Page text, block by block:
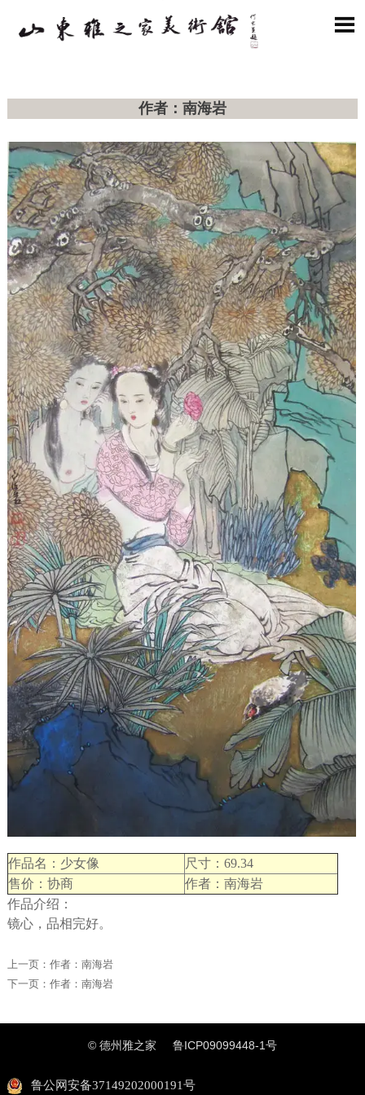

作者：南海岩
作品名：少女像
尺寸：69.34
售价：协商
作者：南海岩
作品介绍：
镜心，品相完好。
上一页： 作者：南海岩
下一页： 作者：南海岩
© 德州雅之家 鲁ICP09099448-1号
鲁公网安备37149202000191号